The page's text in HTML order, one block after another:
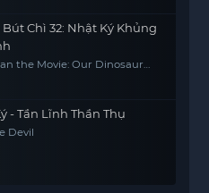
Bút Chì 32: Nhật Ký Khủng
the Movie: Our Dinosaur
- Tần Lĩnh Thần Thụ
Devil